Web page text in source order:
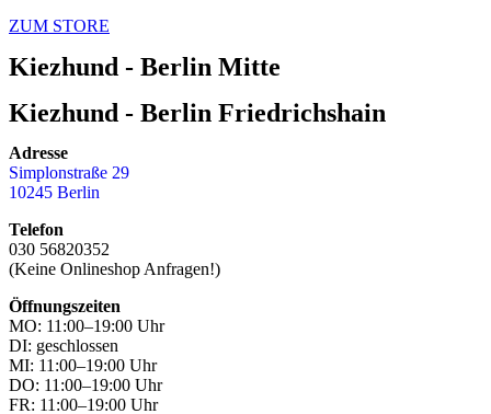
ZUM STORE
Kiezhund - Berlin Mitte
Kiezhund - Berlin Friedrichshain
Adresse
Simplonstraße 29
10245 Berlin
Telefon
030 56820352
(Keine Onlineshop Anfragen!)
Öffnungszeiten
MO: 11:00–19:00 Uhr
DI: geschlossen
MI: 11:00–19:00 Uhr
DO: 11:00–19:00 Uhr
FR: 11:00–19:00 Uhr